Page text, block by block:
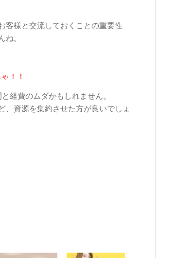
客様と交流しておくことの重要性
。
！！
経費のムダかもしれません。
資源を集約させた方が良いでしょ